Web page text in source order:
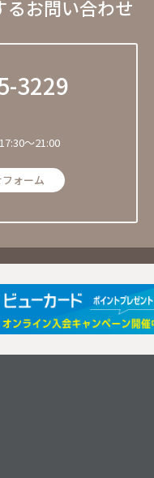
るお問い合わせ
3229
～21:00
ォーム